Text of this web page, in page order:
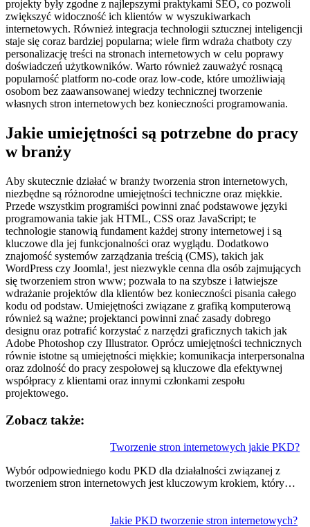
projekty były zgodne z najlepszymi praktykami SEO, co pozwoli
zwiększyć widoczność ich klientów w wyszukiwarkach
internetowych. Również integracja technologii sztucznej inteligencji
staje się coraz bardziej popularna; wiele firm wdraża chatboty czy
personalizację treści na stronach internetowych w celu poprawy
doświadczeń użytkowników. Warto również zauważyć rosnącą
popularność platform no-code oraz low-code, które umożliwiają
osobom bez zaawansowanej wiedzy technicznej tworzenie
własnych stron internetowych bez konieczności programowania.
Jakie umiejętności są potrzebne do pracy
w branży
Aby skutecznie działać w branży tworzenia stron internetowych,
niezbędne są różnorodne umiejętności techniczne oraz miękkie.
Przede wszystkim programiści powinni znać podstawowe języki
programowania takie jak HTML, CSS oraz JavaScript; te
technologie stanowią fundament każdej strony internetowej i są
kluczowe dla jej funkcjonalności oraz wyglądu. Dodatkowo
znajomość systemów zarządzania treścią (CMS), takich jak
WordPress czy Joomla!, jest niezwykle cenna dla osób zajmujących
się tworzeniem stron www; pozwala to na szybsze i łatwiejsze
wdrażanie projektów dla klientów bez konieczności pisania całego
kodu od podstaw. Umiejętności związane z grafiką komputerową
również są ważne; projektanci powinni znać zasady dobrego
designu oraz potrafić korzystać z narzędzi graficznych takich jak
Adobe Photoshop czy Illustrator. Oprócz umiejętności technicznych
równie istotne są umiejętności miękkie; komunikacja interpersonalna
oraz zdolność do pracy zespołowej są kluczowe dla efektywnej
współpracy z klientami oraz innymi członkami zespołu
projektowego.
Zobacz także:
Tworzenie stron internetowych jakie PKD?
Wybór odpowiedniego kodu PKD dla działalności związanej z
tworzeniem stron internetowych jest kluczowym krokiem, który…
Jakie PKD tworzenie stron internetowych?
wpisu